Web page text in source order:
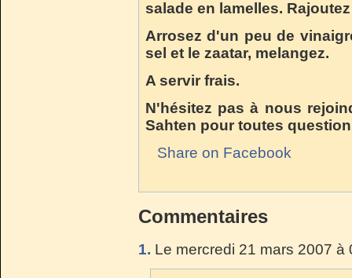
salade en lamelles.
Arrosez d'un peu de
sel et le zaatar, melangez.
A servir frais.
N'hésitez pas à nous
Sahten pour toutes
Share on Facebook
Commentaires
1. Le mercredi 21 mars 2007